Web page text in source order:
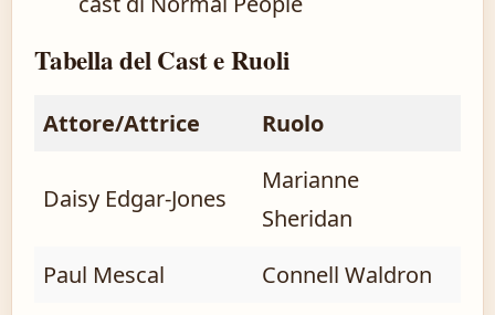
Tabella del Cast e Ruoli
Attore/Attrice Ruolo
Daisy Edgar-Jones
Marianne
Sheridan
Paul Mescal
Connell Waldron